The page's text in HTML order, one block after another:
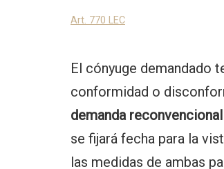
Art. 770 LEC
El cónyuge demandado
conformidad o
demanda reconvencional
se fijará fecha para la
las medidas de ambas